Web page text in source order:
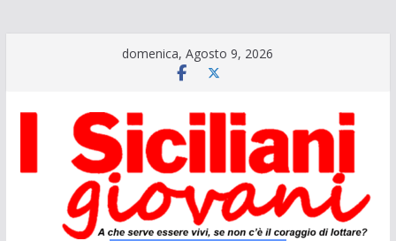
domenica, Agosto 9, 2026